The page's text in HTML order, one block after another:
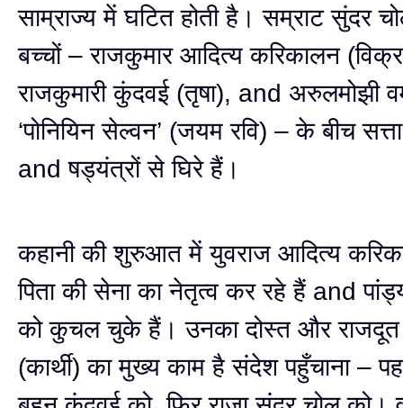
साम्राज्य में घटित होती है। सम्राट सुंदर
बच्चों – राजकुमार आदित्य करिकालन
राजकुमारी कुंदवई (तृषा), and अरुलमोझी
‘पोनियिन सेल्वन’ (जयम रवि) – के बीच
and षड्यंत्रों से घिरे हैं।
कहानी की शुरुआत में युवराज आदित्य
पिता की सेना का नेतृत्व कर रहे हैं and
को कुचल चुके हैं। उनका दोस्त और राजदूत
(कार्थी) का मुख्य काम है संदेश पहुँचाना –